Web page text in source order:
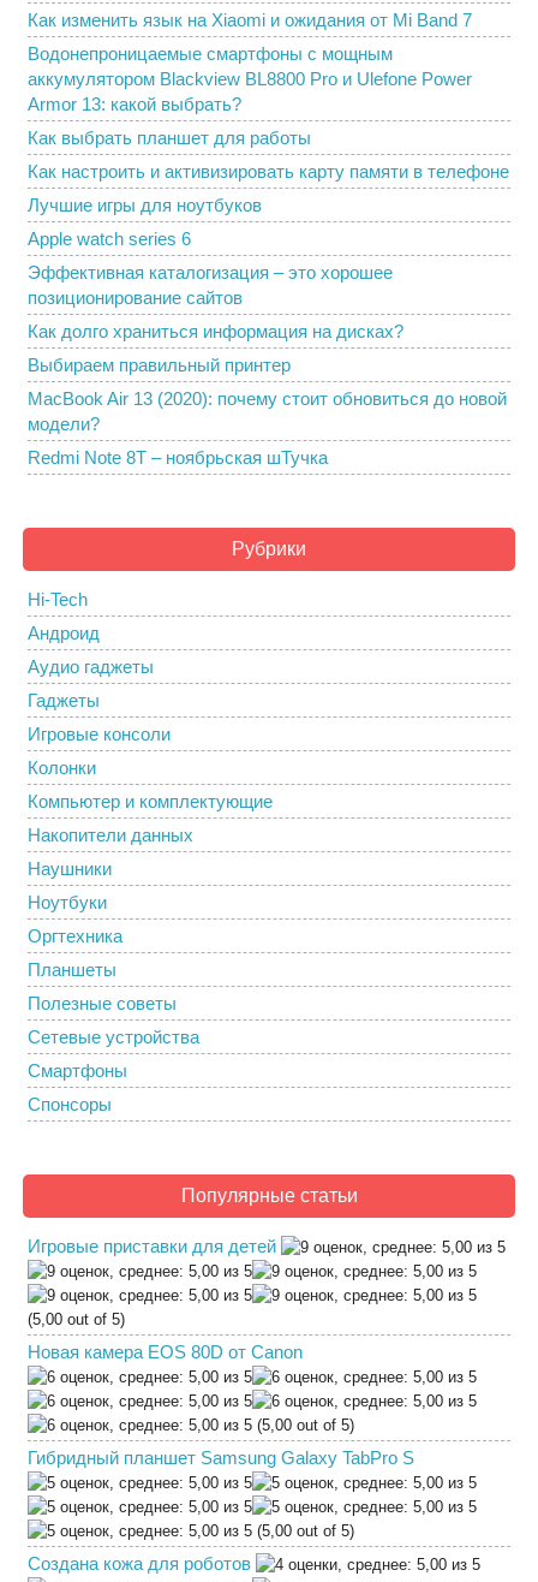
Как изменить язык на Xiaomi и ожидания от Mi Band 7
Водонепроницаемые смартфоны с мощным
аккумулятором Blackview BL8800 Pro и Ulefone Power
Armor 13: какой выбрать?
Как выбрать планшет для работы
Как настроить и активизировать карту памяти в телефоне
Лучшие игры для ноутбуков
Apple watch series 6
Эффективная каталогизация – это хорошее
позиционирование сайтов
Как долго храниться информация на дисках?
Выбираем правильный принтер
MacBook Air 13 (2020): почему стоит обновиться до новой
модели?
Redmi Note 8T – ноябрьская шТучка
Рубрики
Hi-Tech
Андроид
Аудио гаджеты
Гаджеты
Игровые консоли
Колонки
Компьютер и комплектующие
Накопители данных
Наушники
Ноутбуки
Оргтехника
Планшеты
Полезные советы
Сетевые устройства
Смартфоны
Спонсоры
Популярные статьи
Игровые приставки для детей
(5,00 out of 5)
Новая камера EOS 80D от Canon
(5,00 out of 5)
Гибридный планшет Samsung Galaxy TabPro S
(5,00 out of 5)
Создана кожа для роботов